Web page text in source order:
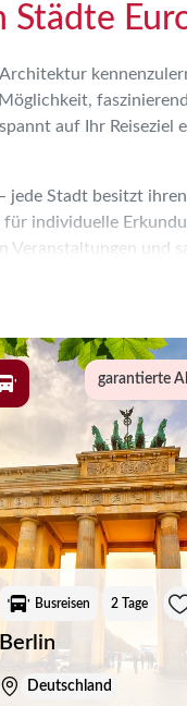
Städte
auf Ihr Reiseziel
Stadt besitzt
individuelle
und
Gelegenheit für
garantierte
Busreisen 2 Tage
Berlin
Deutschland